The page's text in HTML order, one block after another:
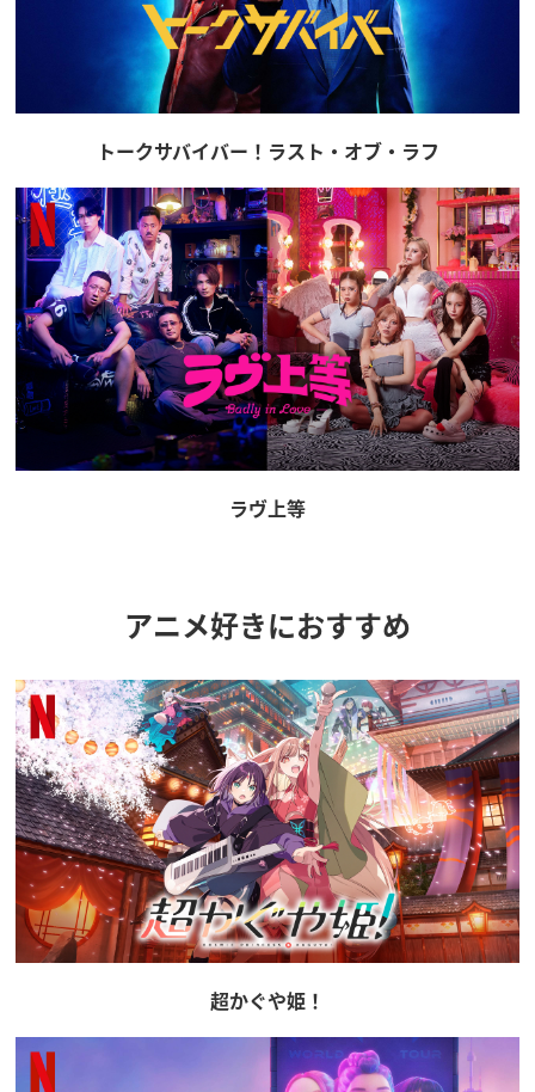
トークサバイバー！ラスト・オブ・ラフ
ラヴ上等
アニメ好きにおすすめ
超かぐや姫！